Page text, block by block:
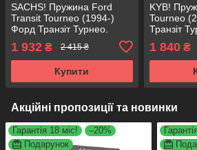
SACHS! Пружина Ford
Transit Tourneo (1994-)
Форд Транзіт Турнео.
RA1073 , 998140. Сакс
1 932 ₴ 2 415 ₴
Купити
KYB!
Tourneo
Транзіт
998959
1 840₴
Акційні пропозиції та новинки
Гарантія 18 міс!
–20%
Подарунок